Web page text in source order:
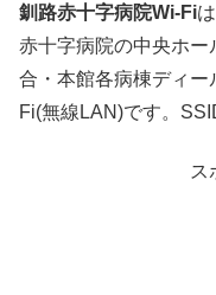
釧路赤十字病院Wi-Fi
赤十字病院の中央ホ
合・本館各病棟ディ
Fi(無線LAN)です。
ス